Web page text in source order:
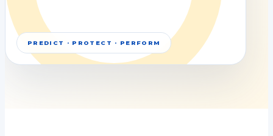
PREDICT · PROTECT · PERFORM